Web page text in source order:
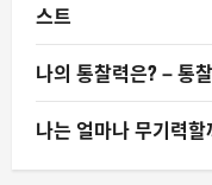
스트
나의 통찰력은? – 통
나는 얼마나 무기력